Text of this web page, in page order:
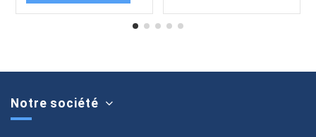
Notre société